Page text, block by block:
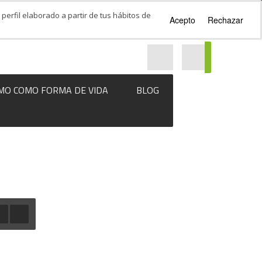
COMO FORMA DE VIDA BLOG
elaborado a partir de tus hábitos de
Acepto Rechazar